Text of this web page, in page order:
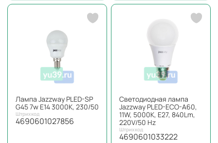
Лампа Jazzway PLED-SP
G45 7w E14 3000K, 230/50
Штрихкод
4690601027856
Светодиодная лампа
Jazzway PLED-ECO-A60,
11W, 5000K, E27, 840Lm,
220V/50 Hz
Штрихкод
4690601033222